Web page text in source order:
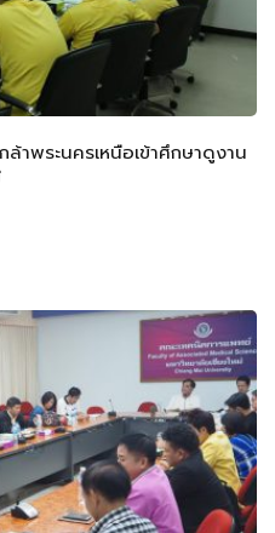
าพระนครเหนือเข้าศึกษาดูงาน